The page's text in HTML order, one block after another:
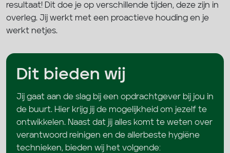
resultaat! Dit doe je op verschillende tijden, deze zijn in
overleg. Jij werkt met een proactieve houding en je
werkt netjes.
Dit bieden wij
Jij gaat aan de slag bij een opdrachtgever bij jou in
de buurt. Hier krijg jij de mogelijkheid om jezelf te
ontwikkelen. Naast dat jij alles komt te weten over
verantwoord reinigen en de allerbeste hygiëne
technieken, bieden wij het volgende: